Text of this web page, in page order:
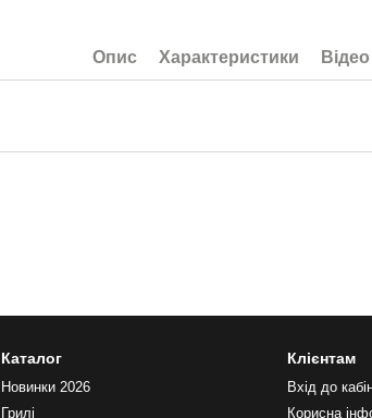
Опис Характеристики Відео
Каталог
Новинки 2026
Грилі
Клієнтам
Вхід до
Корисна